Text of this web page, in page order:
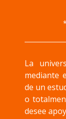
La
mediante
de un
o
desee